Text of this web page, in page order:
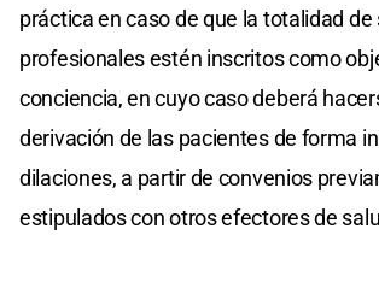
práctica en caso de que la totalidad de
profesionales estén inscritos como
conciencia, en cuyo caso deberá
derivación de las pacientes de forma
dilaciones, a partir de convenios
estipulados con otros efectores de